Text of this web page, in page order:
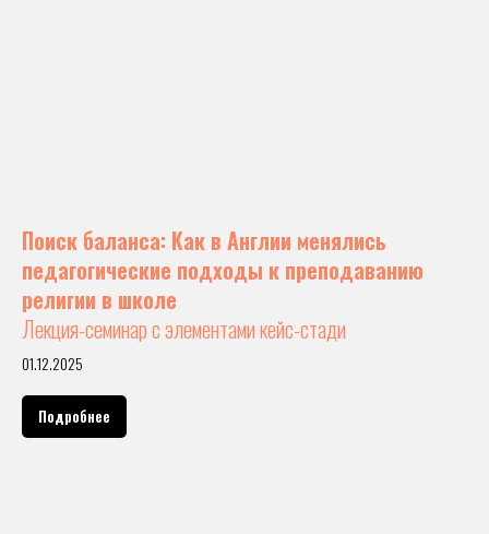
Поиск баланса: Как в Англии менялись
педагогические подходы к преподаванию
религии в школе
Лекция-семинар с элементами кейс-стади
01.12.2025
Подробнее